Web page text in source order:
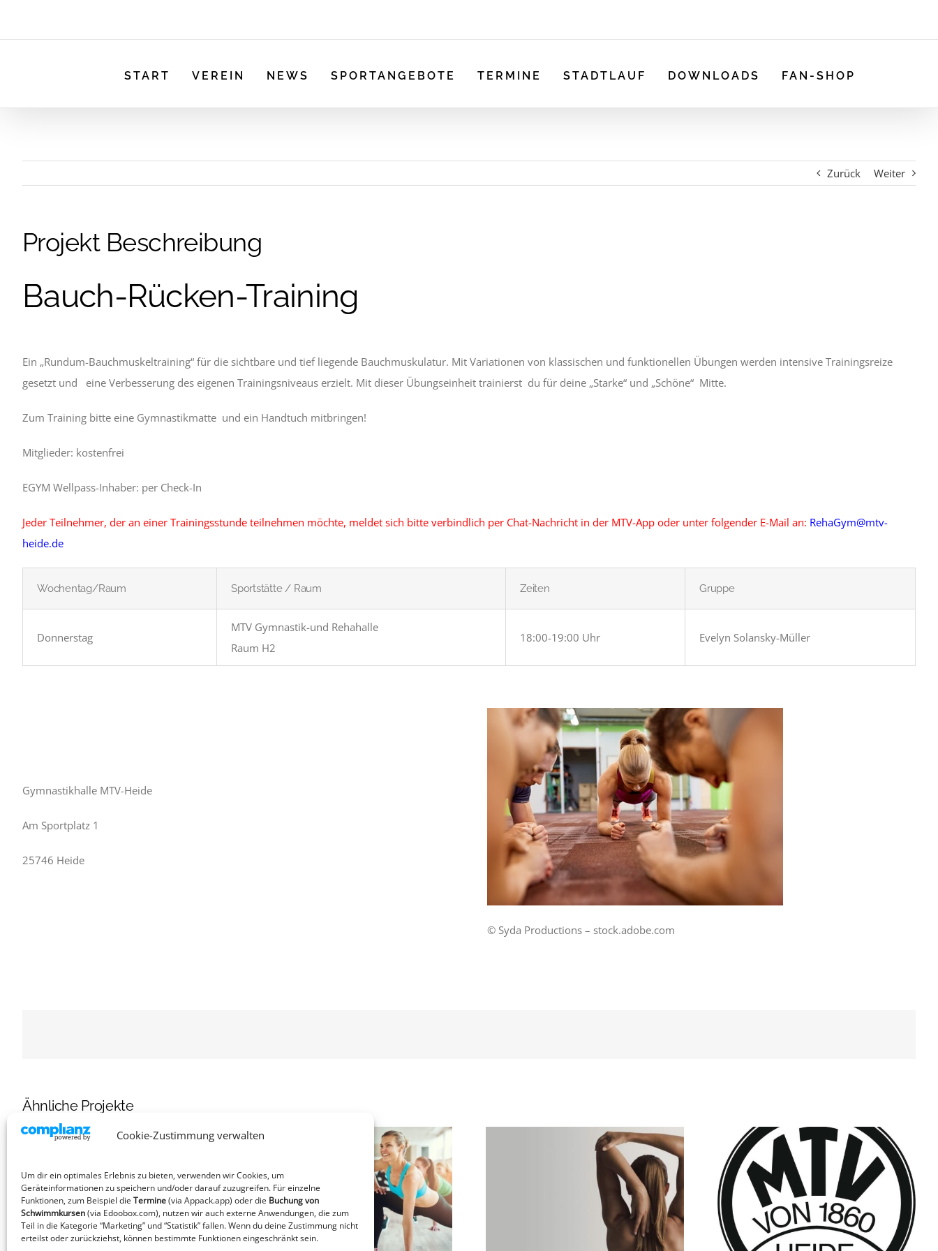
Cookie-Zustimmung verwalten
Um dir ein optimales Erlebnis zu bieten, verwenden wir Cookies, um
Geräteinformationen zu speichern und/oder darauf zuzugreifen. Für einzelne
Funktionen, zum Beispiel die Termine(via Appack.app) oder die Buchung von
Schwimmkursen(via Edoobox.com), nutzen wir auch externe Anwendungen, die zum
Teil in die Kategorie “Marketing” und “Statistik” fallen. Wenn du deine Zustimmung nicht
erteilst oder zurückziehst, können bestimmte Funktionen eingeschränkt sein.
START VEREIN NEWS SPORTANGEBOTE TERMINE STADTLAUF DOWNLOADS FAN-SHOP
Zurück Weiter
Projekt Beschreibung
Bauch-Rücken-Training
Ein „Rundum-Bauchmuskeltraining“ für die sichtbare und tief liegende Bauchmuskulatur. Mit Variationen von klassischen und funktionellen Übungen werden intensive Trainingsreize
gesetzt und eine Verbesserung des eigenen Trainingsniveaus erzielt. Mit dieser Übungseinheit trainierst du für deine „Starke“ und „Schöne“ Mitte.
Zum Training bitte eine Gymnastikmatte und ein Handtuch mitbringen!
Mitglieder: kostenfrei
EGYM Wellpass-Inhaber: per Check-In
Jeder Teilnehmer, der an einer Trainingsstunde teilnehmen möchte, meldet sich bitte verbindlich per Chat-Nachricht in der MTV-App oder unter folgender E-Mail an: RehaGym@mtv-
heide.de
Wochentag/Raum Sportstätte / Raum Zeiten Gruppe
Donnerstag
MTV Gymnastik-und Rehahalle
Raum H2
18:00-19:00 Uhr Evelyn Solansky-Müller
Gymnastikhalle MTV-Heide
Am Sportplatz 1
25746 Heide
© Syda Productions – stock.adobe.com
Ähnliche Projekte
Faszien-Pilates Starke Mitte Körpererfahrung
After-Work-Fit